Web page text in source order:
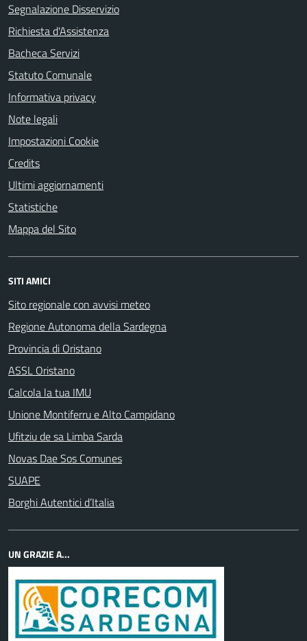
Segnalazione Disservizio
Richiesta d'Assistenza
Bacheca Servizi
Statuto Comunale
Informativa privacy
Note legali
Impostazioni Cookie
Credits
Ultimi aggiornamenti
Statistiche
Mappa del Sito
SITI AMICI
Sito regionale con avvisi meteo
Regione Autonoma della Sardegna
Provincia di Oristano
ASSL Oristano
Calcola la tua IMU
Unione Montiferru e Alto Campidano
Ufitziu de sa Limba Sarda
Novas Dae Sos Comunes
SUAPE
Borghi Autentici d’Italia
UN GRAZIE A...